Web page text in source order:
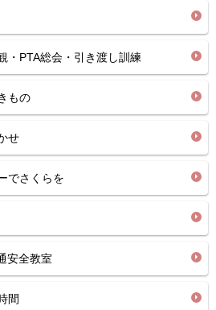
PTA総会・引き渡し訓練
もの
せ
でさくらを
安全教室
間